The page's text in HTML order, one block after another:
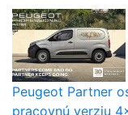
Peugeot Partner
pracovnú verziu